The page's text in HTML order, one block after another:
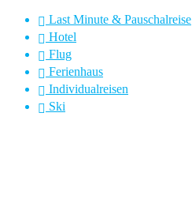
Last Minute & Pauschalreise
Hotel
Flug
Ferienhaus
Individualreisen
Ski